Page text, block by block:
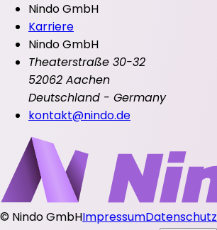
Nindo GmbH
Karriere
Nindo GmbH
Theaterstraße 30-32
52062 Aachen
Deutschland - Germany
kontakt@nindo.de
© Nindo GmbHImpressumDatenschutz